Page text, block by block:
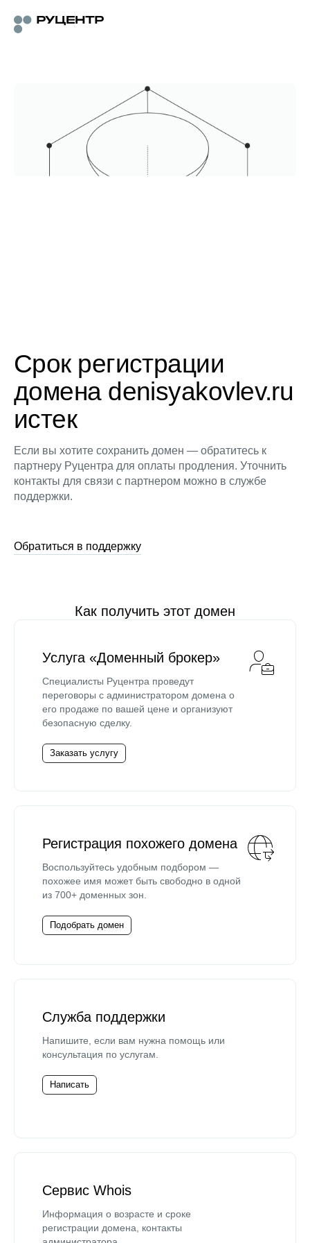
Срок регистрации
домена denisyakovlev.ru
истек
Если вы хотите сохранить домен — обратитесь к
партнеру Руцентра для оплаты продления. Уточнить
контакты для связи с партнером можно в службе
поддержки.
Обратиться в поддержку
Как получить этот домен
Услуга «Доменный брокер»
Специалисты Руцентра проведут
переговоры с администратором домена о
его продаже по вашей цене и организуют
безопасную сделку.
Заказать услугу
Регистрация похожего домена
Воспользуйтесь удобным подбором —
похожее имя может быть свободно в одной
из 700+ доменных зон.
Подобрать домен
Служба поддержки
Напишите, если вам нужна помощь или
консультация по услугам.
Написать
Сервис Whois
Информация о возрасте и сроке
регистрации домена, контакты